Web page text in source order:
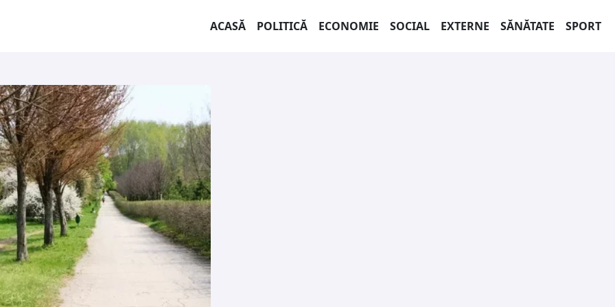
ACASĂ
POLITICĂ ECONOMIE SOCIAL EXTERNE SĂNĂTATE SPORT